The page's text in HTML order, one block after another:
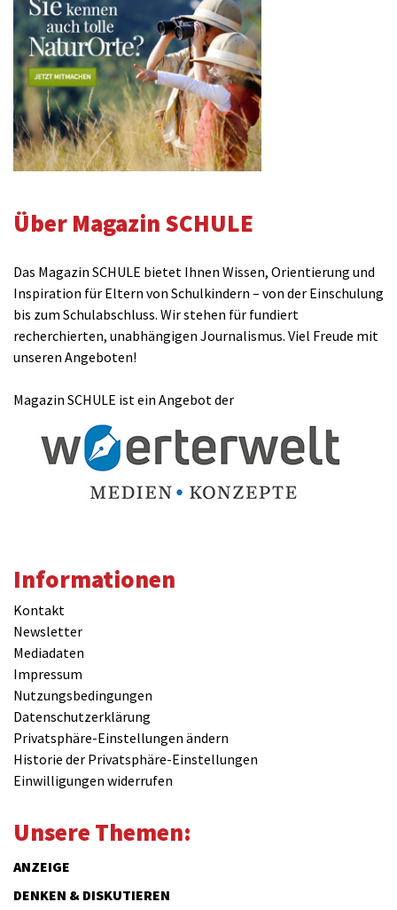
Über Magazin SCHULE
Das Magazin SCHULE bietet Ihnen Wissen, Orientierung und
Inspiration für Eltern von Schulkindern – von der Einschulung
bis zum Schulabschluss. Wir stehen für fundiert
recherchierten, unabhängigen Journalismus. Viel Freude mit
unseren Angeboten!
Magazin SCHULE ist ein Angebot der
Informationen
Kontakt
Newsletter
Mediadaten
Impressum
Nutzungsbedingungen
Datenschutzerklärung
Privatsphäre-Einstellungen ändern
Historie der Privatsphäre-Einstellungen
Einwilligungen widerrufen
Unsere Themen:
ANZEIGE
DENKEN & DISKUTIEREN